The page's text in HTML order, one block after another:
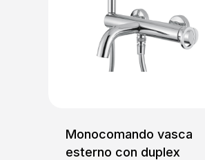
Monocomando vasca
esterno con duplex